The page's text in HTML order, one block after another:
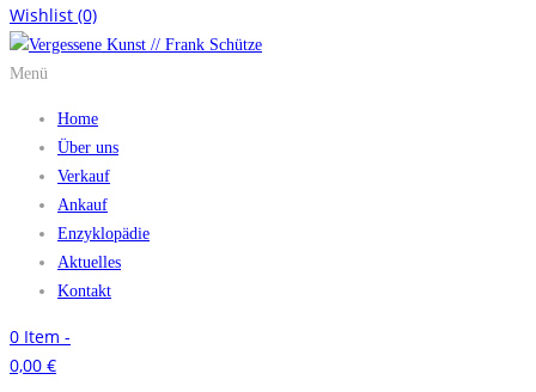
Wishlist (0)
Menü
Home
Über uns
Verkauf
Ankauf
Enzyklopädie
Aktuelles
Kontakt
0 Item -
0,00 €